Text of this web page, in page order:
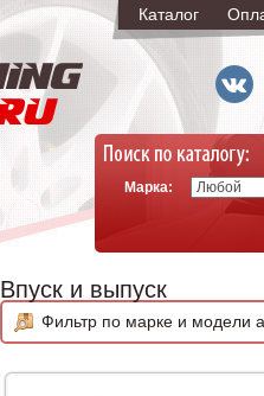
Каталог
Марка:
Впуск и выпуск
Фильтр по марке и модели